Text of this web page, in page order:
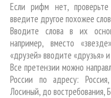
Если рифм нет, проверьте
введите другое похожее
Вводите слова в их
например, вместо
«друзей» вводите «друзья» и
Все претензии можно
России по адресу:
Лосиный, до востребования,